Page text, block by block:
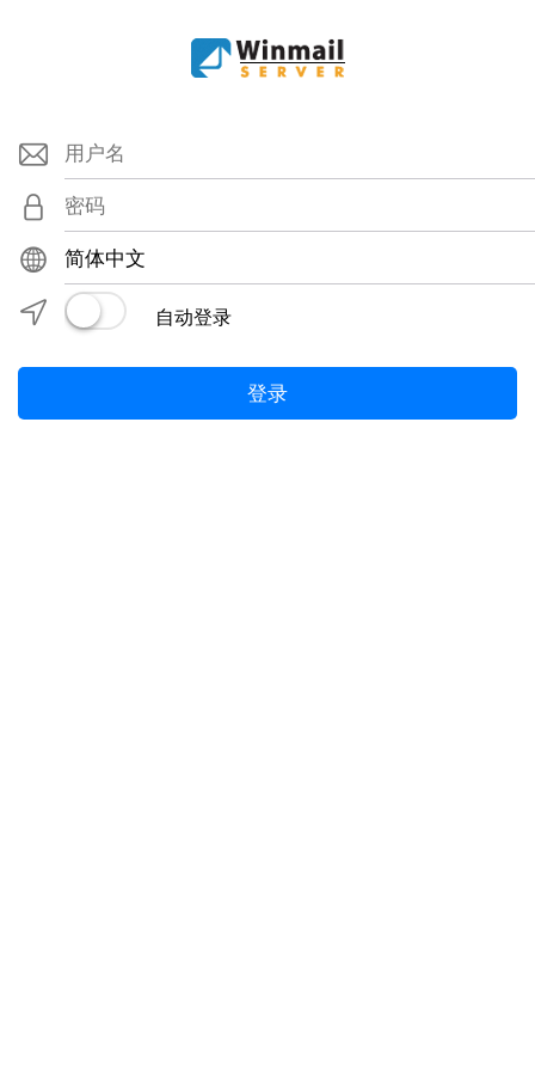
envelope
lock
globe
location
自动登录
登录